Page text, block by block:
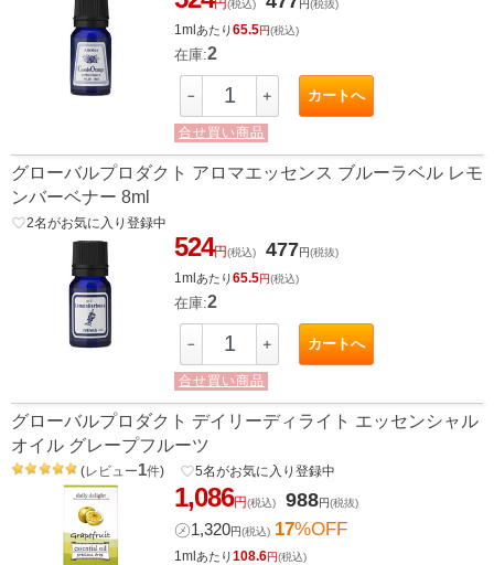
(税込) 円(税抜)
1mlあたり65.5円(税込)
在庫:2
－ ＋ カートへ
合せ買い商品
グローバルプロダクト アロマエッセンス ブルーラベル レモ
ンバーベナー 8ml
favorite_border2名がお気に入り登録中
524円(税込) 477円(税抜)
1mlあたり65.5円(税込)
在庫:2
－ ＋ カートへ
合せ買い商品
グローバルプロダクト デイリーディライト エッセンシャル
オイル グレープフルーツ
(レビュー1件) favorite_border5名がお気に入り登録中
1,086円(税込) 988円(税抜)
㋱1,320円(税込) 17%OFF
1mlあたり108.6円(税込)